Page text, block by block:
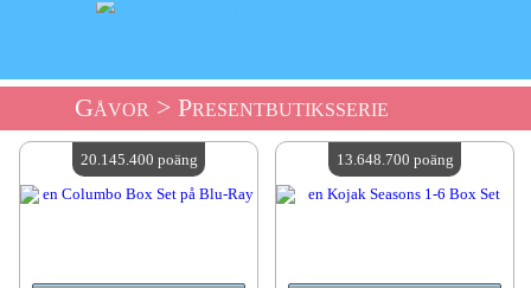
Gåvor> Presentbutiksserie
20.145.400 poäng 13.648.700 poäng